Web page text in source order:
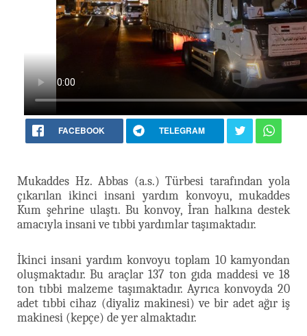
FACEBOOK TELEGRAM
Mukaddes Hz. Abbas (a.s.) Türbesi tarafından yola
çıkarılan ikinci insani yardım konvoyu, mukaddes
Kum şehrine ulaştı. Bu konvoy, İran halkına destek
amacıyla insani ve tıbbi yardımlar taşımaktadır.
İkinci insani yardım konvoyu toplam 10 kamyondan
oluşmaktadır. Bu araçlar 137 ton gıda maddesi ve 18
ton tıbbi malzeme taşımaktadır. Ayrıca konvoyda 20
adet tıbbi cihaz (diyaliz makinesi) ve bir adet ağır iş
makinesi (kepçe) de yer almaktadır.